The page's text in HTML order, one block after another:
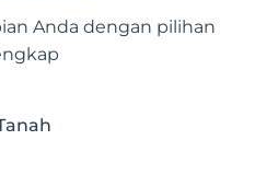
Anda dengan pilihan